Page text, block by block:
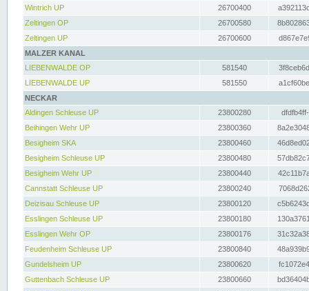
Wintrich UP
26700400
Zeltingen OP
26700580
Zeltingen UP
26700600
MALZER KANAL
LIEBENWALDE OP
581540
LIEBENWALDE UP
581550
NECKAR
Aldingen Schleuse UP
23800280
Beihingen Wehr UP
23800360
Besigheim SKA
23800460
Besigheim Schleuse UP
23800480
Besigheim Wehr UP
23800440
Cannstatt Schleuse UP
23800240
Deizisau Schleuse UP
23800120
Esslingen Schleuse UP
23800180
Esslingen Wehr OP
23800176
Feudenheim Schleuse UP
23800840
Gundelsheim UP
23800620
Guttenbach Schleuse UP
23800660